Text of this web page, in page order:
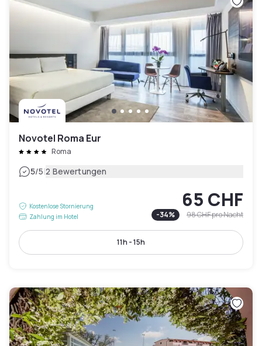
Novotel Roma Eur
Roma
5/5|2 Bewertungen
Kostenlose Stornierung
Zahlung im Hotel
65 CHF
-34% 98 CHFpro Nacht
11h - 15h